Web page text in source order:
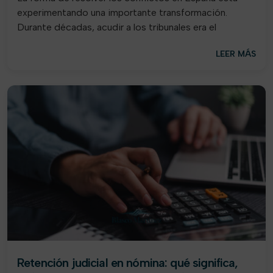
experimentando una importante transformación.
Durante décadas, acudir a los tribunales era el
LEER MÁS
Retención judicial en nómina: qué significa,